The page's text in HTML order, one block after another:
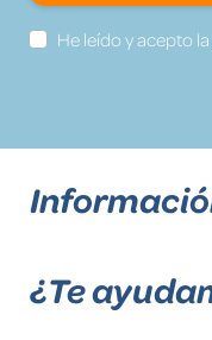
He leído y acepto la
¿Te